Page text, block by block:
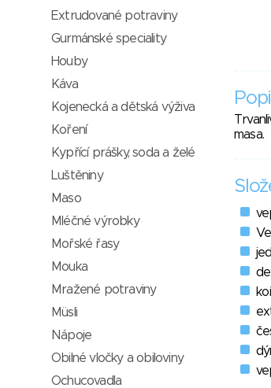
masa.
Extrudované potraviny
Gurmánské speciality
Houby
Káva
Kojenecká a dětská výživa
Koření
Kypřící prášky, soda a želé
Luštěniny
Maso
Mléčné výrobky
Mořské řasy
Mouka
Mražené potraviny
Müsli
Nápoje
Obilné vločky a obiloviny
Ochucovadla